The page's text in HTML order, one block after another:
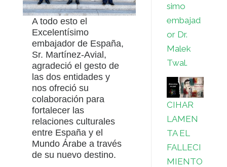
A todo esto el
Excelentísimo
embajador de España,
Sr. Martínez-Avial,
agradeció el gesto de
las dos entidades y
nos ofreció su
colaboración para
fortalecer las
relaciones culturales
entre España y el
Mundo Árabe a través
de su nuevo destino.
simo
embajad
or Dr.
Malek
Twal.
CIHAR
LAMEN
TA EL
FALLECI
MIENTO